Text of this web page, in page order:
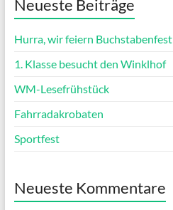
Neueste Beiträge
Hurra, wir feiern Buchstabenfest
1. Klasse besucht den Winklhof
WM-Lesefrühstück
Fahrradakrobaten
Sportfest
Neueste Kommentare